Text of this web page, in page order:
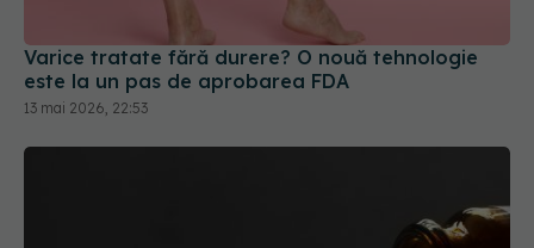
Varice tratate fără durere? O nouă tehnologie
este la un pas de aprobarea FDA
13 mai 2026, 22:53